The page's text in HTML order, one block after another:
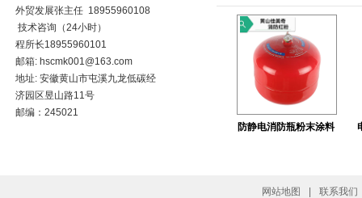
外贸发展张主任 18955960108
技术咨询（24小时）
程所长18955960101
邮箱: hscmk001@163.com
地址: 安徽黄山市屯溪九龙低碳经
济园区昱山路11号
邮编：245021
防静电消防瓶粉末涂料
网站地图 联系我们